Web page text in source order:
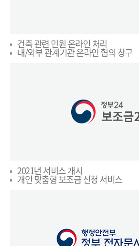
건축 관련 민원 온라인 처리
내/외부 관계기관 온라인 협의 창구
2021년 서비스 개시
개인 맞춤형 보조금 신청 서비스